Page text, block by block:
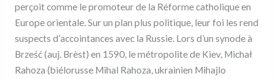
perçoit comme le promoteur de la Réforme catholique en
Europe orientale. Sur un plan plus politique, leur foi les rend
suspects d’accointances avec la Russie. Lors d’un synode à
Brześć (auj. Brèst) en 1590, le métropolite de Kiev, Michał
Rahoza (biélorusse Mihal Rahoza, ukrainien Mihajlo